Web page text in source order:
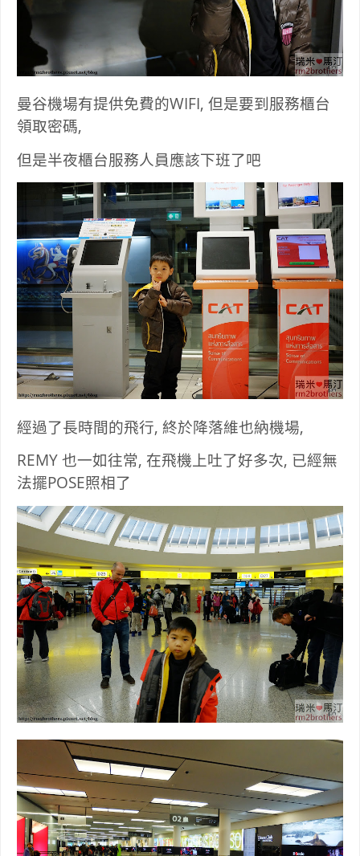
曼谷機場有提供免費的WIFI, 但是要到服務櫃台
領取密碼,
但是半夜櫃台服務人員應該下班了吧
經過了長時間的飛行, 終於降落維也納機場,
REMY 也一如往常, 在飛機上吐了好多次, 已經無
法擺POSE照相了